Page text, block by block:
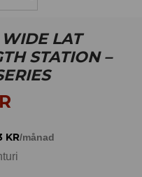
LAT
STATION –
KR/månad